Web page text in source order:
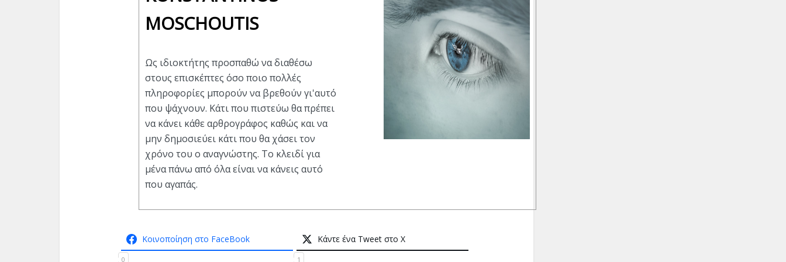
MOSCHOUTIS
Ως ιδιοκτήτης προσπαθώ να διαθέσω
στους επισκέπτες όσο ποιο πολλές
πληροφορίες μπορούν να βρεθούν γι'αυτό
που ψάχνουν. Κάτι που πιστεύω θα πρέπει
να κάνει κάθε αρθρογράφος καθώς και να
μην δημοσιεύει κάτι που θα χάσει τον
χρόνο του ο αναγνώστης. Το κλειδί για
μένα πάνω από όλα είναι να κάνεις αυτό
που αγαπάς.
Κοινοποίηση στο FaceBook
0
Κάντε ένα Tweet στο X
1